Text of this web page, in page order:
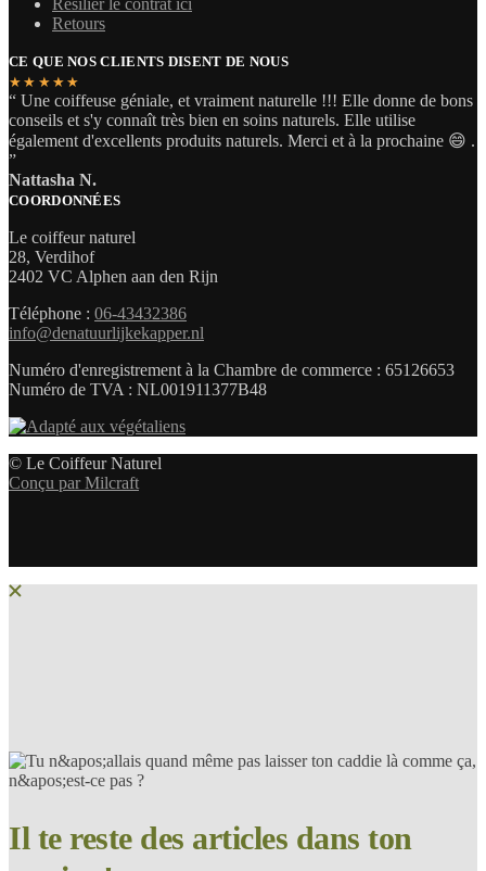
Retours
CE QUE NOS CLIENTS DISENT DE NOUS
★★★★★
“ Une coiffeuse géniale, et vraiment naturelle !!! Elle donne de bons
conseils et s'y connaît très bien en soins naturels. Elle utilise
également d'excellents produits naturels. Merci et à la prochaine 😄 .
”
Nattasha N.
COORDONNÉES
Le coiffeur naturel
28, Verdihof
2402 VC Alphen aan den Rijn
Téléphone : 06-43432386
info@denatuurlijkekapper.nl
Numéro d'enregistrement à la Chambre de commerce : 65126653
Numéro de TVA : NL001911377B48
© Le Coiffeur Naturel
Conçu par Milcraft
Il te reste des articles dans ton